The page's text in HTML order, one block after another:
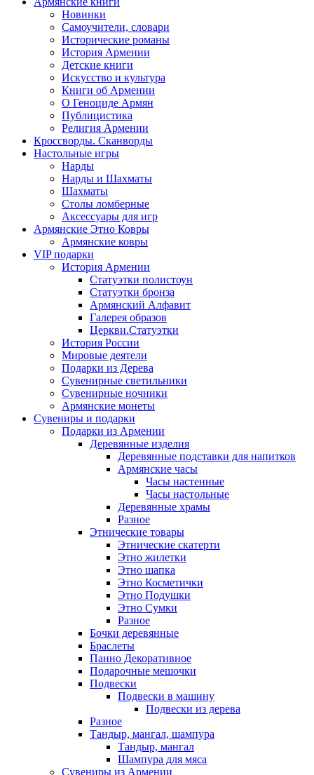
Новинки
Самоучители, словари
Исторические романы
История Армении
Детские книги
Иcкусство и культура
Книги об Армении
О Геноциде Армян
Публицистика
Религия Армении
Кроссворды. Сканворды
Настольные игры
Нарды
Нарды и Шахматы
Шахматы
Столы ломберные
Аксессуары для игр
Армянские Этно Ковры
Армянские ковры
VIP подарки
История Армении
Статуэтки полистоун
Статуэтки бронза
Армянский Алфавит
Галерея образов
Церкви.Статуэтки
История России
Мировые деятели
Подарки из Дерева
Сувенирные светильники
Сувенирные ночники
Армянские монеты
Сувениры и подарки
Подарки из Армении
Деревянные изделия
Деревянные подставки для напитков
Армянские часы
Часы настенные
Часы настольные
Деревянные храмы
Разное
Этнические товары
Этнические скатерти
Этно жилетки
Этно шапка
Этно Косметички
Этно Подушки
Этно Сумки
Разное
Бочки деревянные
Браслеты
Панно Декоративное
Подарочные мешочки
Подвески
Подвески в машину
Подвески из дерева
Разное
Тандыр, мангал, шампура
Тандыр, мангал
Шампура для мяса
Сувениры из Армении